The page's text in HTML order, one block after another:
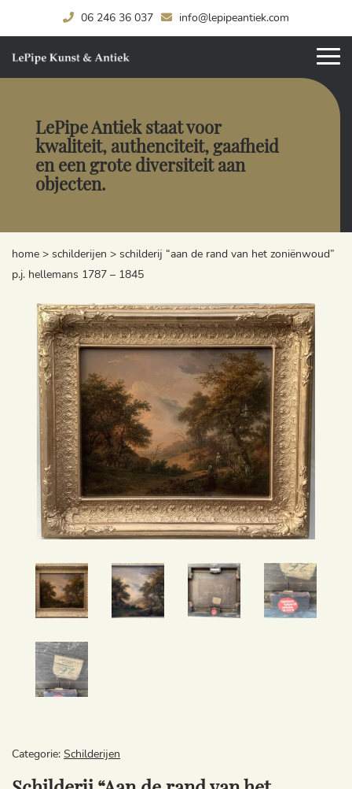
06 246 36 037 info@lepipeantiek.com
LePipe Antiek staat voor
kwaliteit, authenciteit, gaafheid
en een grote diversiteit aan
objecten.
home > schilderijen > schilderij “aan de rand van het zoniënwoud”
p.j. hellemans 1787 – 1845
Categorie: Schilderijen